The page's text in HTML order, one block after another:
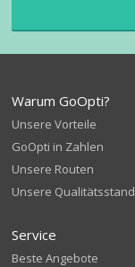
Warum GoOpti?
Unsere Vorteile
GoOpti in Zahlen
Unsere Routen
Unsere
Service
Beste Angebote